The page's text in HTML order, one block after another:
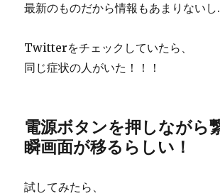
最新のものだから情報もあまりないし
Twitterをチェックしていたら、
同じ症状の人がいた！！！
電源ボタンを押しながら
瞬画面が移るらしい！
試してみたら、